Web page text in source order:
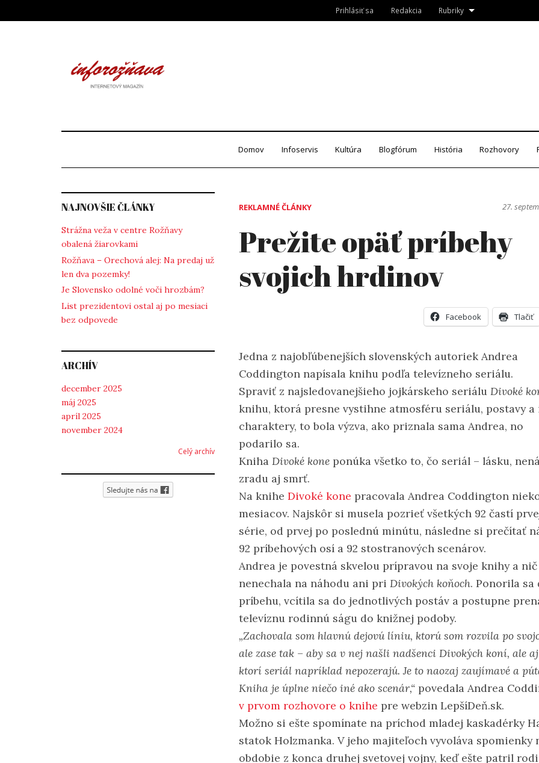
to
Prihlásiť sa Redakcia Rubriky
Domov Infoservis Kultúra Blogfórum História Rozhovory
REKLAMNÉ ČLÁNKY 27.
Prežite opäť príbehy
svojich hrdinov
Facebook Tlačiť
Jedna z najobľúbenejších slovenských autoriek Andrea
Coddington napísala knihu podľa televízneho seriálu.
Spraviť z najsledovanejšieho jojkárskeho seriálu Divoké
knihu, ktorá presne vystihne atmosféru seriálu, postavy a
charaktery, to bola výzva, ako priznala sama Andrea, no
podarilo sa.
Kniha Divoké kone ponúka všetko to, čo seriál – lásku,
zradu aj smrť.
Na knihe Divoké kone pracovala Andrea Coddington
mesiacov. Najskôr si musela pozrieť všetkých 92 častí
série, od prvej po poslednú minútu, následne si prečítať
92 príbehových osí a 92 stostranových scenárov.
Andrea je povestná skvelou prípravou na svoje knihy a nič
nenechala na náhodu ani pri Divokých koňoch. Ponorila sa
príbehu, vcítila sa do jednotlivých postáv a postupne
televíznu rodinnú ságu do knižnej podoby.
„Zachovala som hlavnú dejovú líniu, ktorú som rozvila po
ale zase tak – aby sa v nej našli nadšenci Divokých koní, ale
ktorí seriál napríklad nepozerajú. Je to naozaj zaujímavé a
Kniha je úplne niečo iné ako scenár,“ povedala Andrea
v prvom rozhovore o knihe pre webzin LepšíDeň.sk.
Možno si ešte spomínate na príchod mladej kaskadérky
statok Holzmanka. V jeho majiteľoch vyvoláva spomienky
obdobie z konca druhej svetovej vojny, keď ešte patril
NAJNOVŠIE ČLÁNKY
Strážna veža v centre Rožňavy
obalená žiarovkami
Rožňava – Orechová alej: Na predaj už
len dva pozemky!
Je Slovensko odolné voči hrozbám?
List prezidentovi ostal aj po mesiaci
bez odpovede
ARCHÍV
december 2025
máj 2025
apríl 2025
november 2024
Celý archív